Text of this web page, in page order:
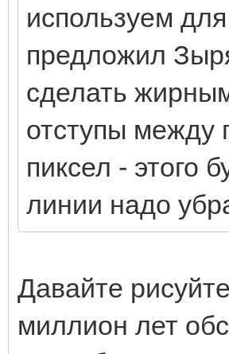
используем
предложил
сделать
отступы между
пиксел - этого
линии надо
Давайте
миллион лет